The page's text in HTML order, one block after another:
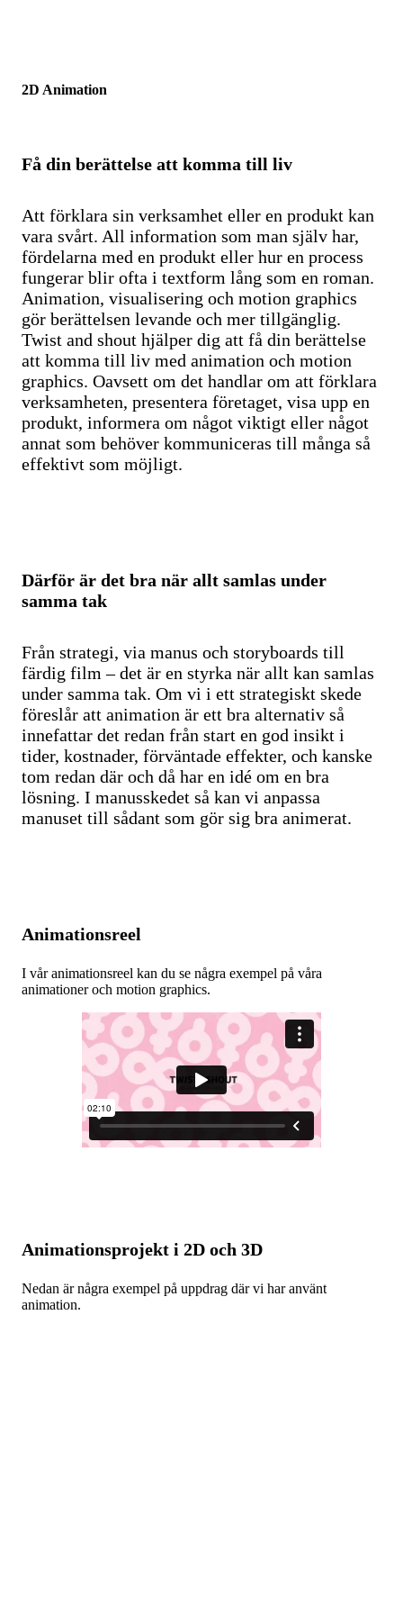
2D Animation
Få din berättelse att komma till liv
Att förklara sin verksamhet eller en produkt kan
vara svårt. All information som man själv har,
fördelarna med en produkt eller hur en process
fungerar blir ofta i textform lång som en roman.
Animation, visualisering och motion graphics
gör berättelsen levande och mer tillgänglig.
Twist and shout hjälper dig att få din berättelse
att komma till liv med animation och motion
graphics. Oavsett om det handlar om att förklara
verksamheten, presentera företaget, visa upp en
produkt, informera om något viktigt eller något
annat som behöver kommuniceras till många så
effektivt som möjligt.
Därför är det bra när allt samlas under
samma tak
Från strategi, via manus och storyboards till
färdig film – det är en styrka när allt kan samlas
under samma tak. Om vi i ett strategiskt skede
föreslår att animation är ett bra alternativ så
innefattar det redan från start en god insikt i
tider, kostnader, förväntade effekter, och kanske
tom redan där och då har en idé om en bra
lösning. I manusskedet så kan vi anpassa
manuset till sådant som gör sig bra animerat.
Animationsreel
I vår animationsreel kan du se några exempel på våra
animationer och motion graphics.
Animationsprojekt i 2D och 3D
Nedan är några exempel på uppdrag där vi har använt
animation.